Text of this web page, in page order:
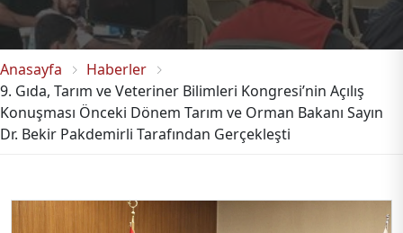
Anasayfa
Haberler
9. Gıda, Tarım ve Veteriner Bilimleri Kongresi’nin Açılış
Konuşması Önceki Dönem Tarım ve Orman Bakanı Sayın
Dr. Bekir Pakdemirli Tarafından Gerçekleşti